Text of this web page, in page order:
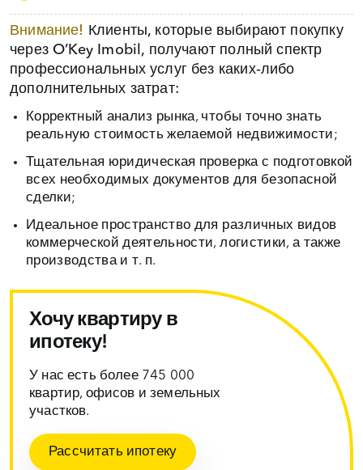
Внимание!
Клиенты, которые выбирают покупку
через O’Key Imobil, получают полный спектр
профессиональных услуг без каких‑либо
дополнительных затрат:
Корректный анализ рынка, чтобы точно знать
реальную стоимость желаемой недвижимости;
Тщательная юридическая проверка с подготовкой
всех необходимых документов для безопасной
сделки;
Идеальное пространство для различных видов
коммерческой деятельности, логистики, а также
производства и т. п.
Хочу квартиру в
ипотеку!
У нас есть более 745 000
квартир, офисов и земельных
участков.
Рассчитать ипотеку